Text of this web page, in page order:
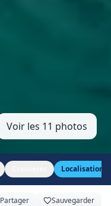
Voir les 11 photos
Localisation
Partager Sauvegarder